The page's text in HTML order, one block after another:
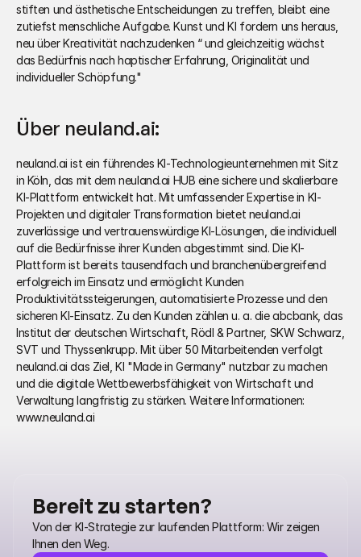
stiften und ästhetische Entscheidungen zu treffen, bleibt eine
zutiefst menschliche Aufgabe. Kunst und KI fordern uns heraus,
neu über Kreativität nachzudenken “ und gleichzeitig wächst
das Bedürfnis nach haptischer Erfahrung, Originalität und
individueller Schöpfung."
Über neuland.ai:
neuland.ai ist ein führendes KI-Technologieunternehmen mit Sitz
in Köln, das mit dem neuland.ai HUB eine sichere und skalierbare
KI-Plattform entwickelt hat. Mit umfassender Expertise in KI-
Projekten und digitaler Transformation bietet neuland.ai
zuverlässige und vertrauenswürdige KI-Lösungen, die individuell
auf die Bedürfnisse ihrer Kunden abgestimmt sind. Die KI-
Plattform ist bereits tausendfach und branchenübergreifend
erfolgreich im Einsatz und ermöglicht Kunden
Produktivitätssteigerungen, automatisierte Prozesse und den
sicheren KI-Einsatz. Zu den Kunden zählen u. a. die abcbank, das
Institut der deutschen Wirtschaft, Rödl & Partner, SKW Schwarz,
SVT und Thyssenkrupp. Mit über 50 Mitarbeitenden verfolgt
neuland.ai das Ziel, KI "Made in Germany" nutzbar zu machen
und die digitale Wettbewerbsfähigkeit von Wirtschaft und
Verwaltung langfristig zu stärken. Weitere Informationen:
www.neuland.ai
Bereit zu starten?
Von der KI-Strategie zur laufenden Plattform: Wir zeigen
Ihnen den Weg.